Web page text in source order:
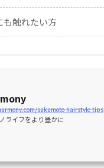
も触れたい方
sakamoto-hairstyle-tips
ライフをより豊かに